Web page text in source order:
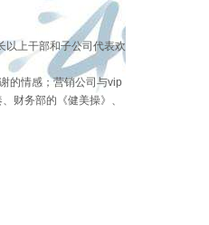
上干部和子公司代表欢
的情感；营销公司与vip
财务部的《健美操》、